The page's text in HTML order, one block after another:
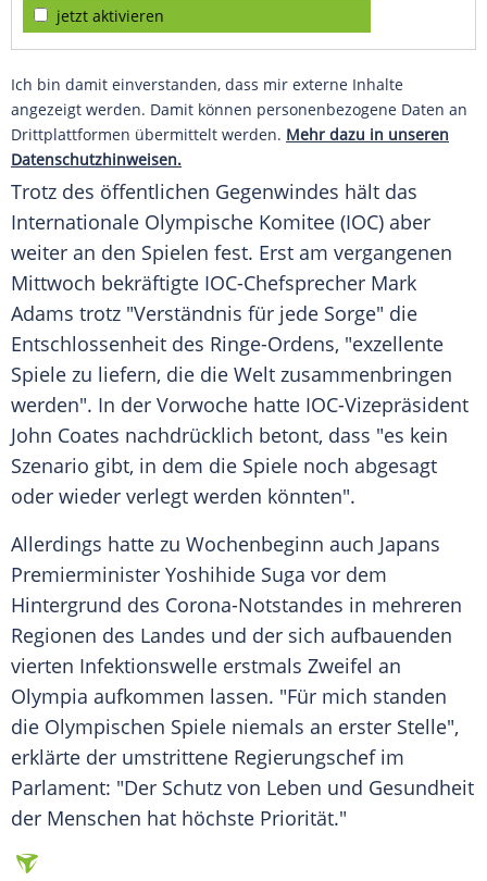
jetzt aktivieren
Ich bin damit einverstanden, dass mir externe Inhalte
angezeigt werden. Damit können personenbezogene Daten an
Drittplattformen übermittelt werden. Mehr dazu in unseren
Datenschutzhinweisen.
Trotz des öffentlichen Gegenwindes hält das
Internationale Olympische Komitee (IOC) aber
weiter an den Spielen fest. Erst am vergangenen
Mittwoch bekräftigte IOC-Chefsprecher Mark
Adams trotz "Verständnis für jede Sorge" die
Entschlossenheit des Ringe-Ordens, "exzellente
Spiele zu liefern, die die Welt zusammenbringen
werden". In der Vorwoche hatte IOC-Vizepräsident
John Coates nachdrücklich betont, dass "es kein
Szenario gibt, in dem die Spiele noch abgesagt
oder wieder verlegt werden könnten".
Allerdings hatte zu Wochenbeginn auch Japans
Premierminister Yoshihide Suga vor dem
Hintergrund des Corona-Notstandes in mehreren
Regionen des Landes und der sich aufbauenden
vierten Infektionswelle erstmals Zweifel an
Olympia aufkommen lassen. "Für mich standen
die Olympischen Spiele niemals an erster Stelle",
erklärte der umstrittene Regierungschef im
Parlament: "Der Schutz von Leben und Gesundheit
der Menschen hat höchste Priorität."